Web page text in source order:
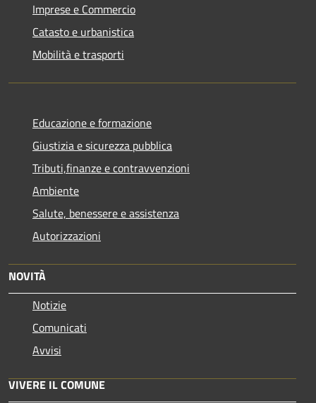
Imprese e Commercio
Catasto e urbanistica
Mobilità e trasporti
Educazione e formazione
Giustizia e sicurezza pubblica
Tributi,finanze e contravvenzioni
Ambiente
Salute, benessere e assistenza
Autorizzazioni
NOVITÀ
Notizie
Comunicati
Avvisi
VIVERE IL COMUNE